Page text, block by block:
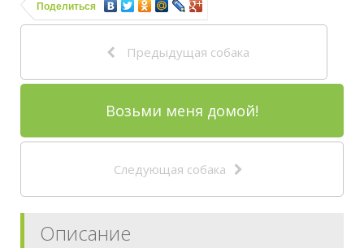
Поделиться
Предыдущая собака
Возьми меня домой!
Следующая собака
Описание